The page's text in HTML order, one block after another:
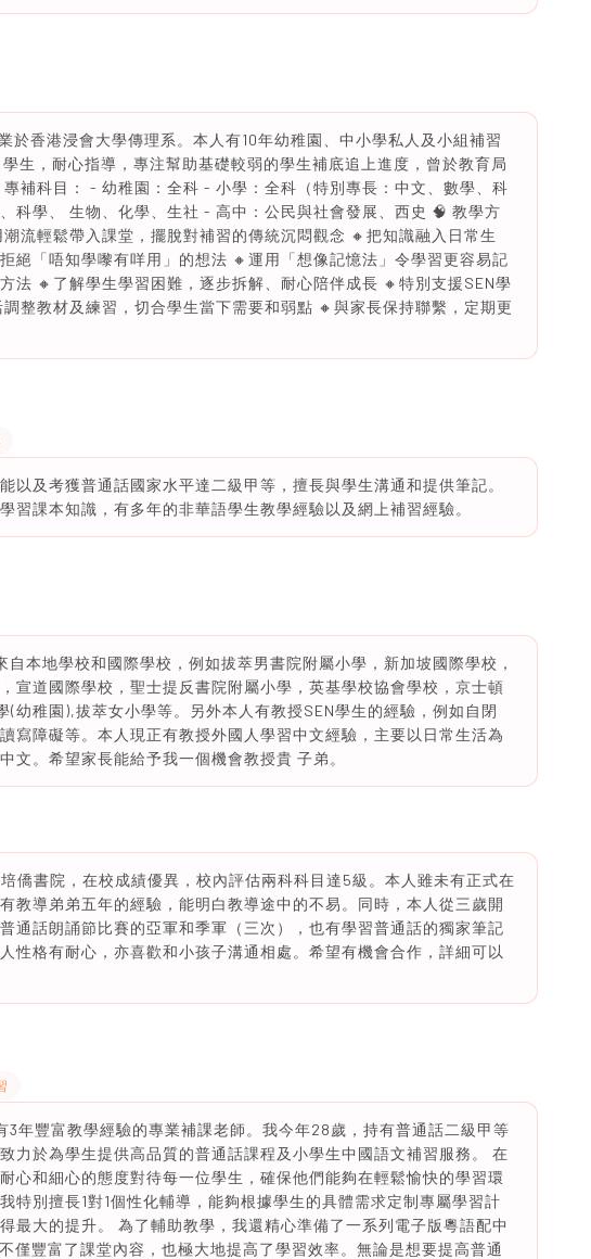
於香港浸會大學傳理系。本人有10年幼稚園、中小學私人及小組補習
生，耐心指導，專注幫助基礎較弱的學生補底追上進度，曾於教育局
補科目： - 幼稚園：全科 - 小學：全科（特別專長：中文、數學、科
科學、 生物、化學、生社 - 高中：公民與社會發展、西史 🧠 教學方
流輕鬆帶入課堂，擺脫對補習的傳統沉悶觀念 🔸把知識融入日常生
絕「唔知學嚟有咩用」的想法 🔸運用「想像記憶法」令學習更容易記
法 🔸了解學生學習困難，逐步拆解、耐心陪伴成長 🔸特別支援SEN學
整教材及練習，切合學生當下需要和弱點 🔸與家長保持聯繫，定期更
以及考獲普通話國家水平達二級甲等，擅長與學生溝通和提供筆記。
習課本知識，有多年的非華語學生教學經驗以及網上補習經驗。
本地學校和國際學校，例如拔萃男書院附屬小學，新加坡國際學校，
宣道國際學校，聖士提反書院附屬小學，英基學校協會學校，京士頓
(幼稚園),拔萃女小學等。另外本人有教授SEN學生的經驗，例如自閉
寫障礙等。本人現正有教授外國人學習中文經驗，主要以日常生活為
文。希望家長能給予我一個機會教授貴 子弟。
僑書院，在校成績優異，校內評估兩科科目達5級。本人雖未有正式在
教導弟弟五年的經驗，能明白教導途中的不易。同時，本人從三歲開
通話朗誦節比賽的亞軍和季軍（三次），也有學習普通話的獨家筆記
性格有耐心，亦喜歡和小孩子溝通相處。希望有機會合作，詳細可以
3年豐富教學經驗的專業補課老師。我今年28歲，持有普通話二級甲等
力於為學生提供高品質的普通話課程及小學生中國語文補習服務。 在
心和細心的態度對待每一位學生，確保他們能夠在輕鬆愉快的學習環
特別擅長1對1個性化輔導，能夠根據學生的具體需求定制專屬學習計
最大的提升。 為了輔助教學，我還精心準備了一系列電子版粵語配中
僅豐富了課堂內容，也極大地提高了學習效率。無論是想要提高普通